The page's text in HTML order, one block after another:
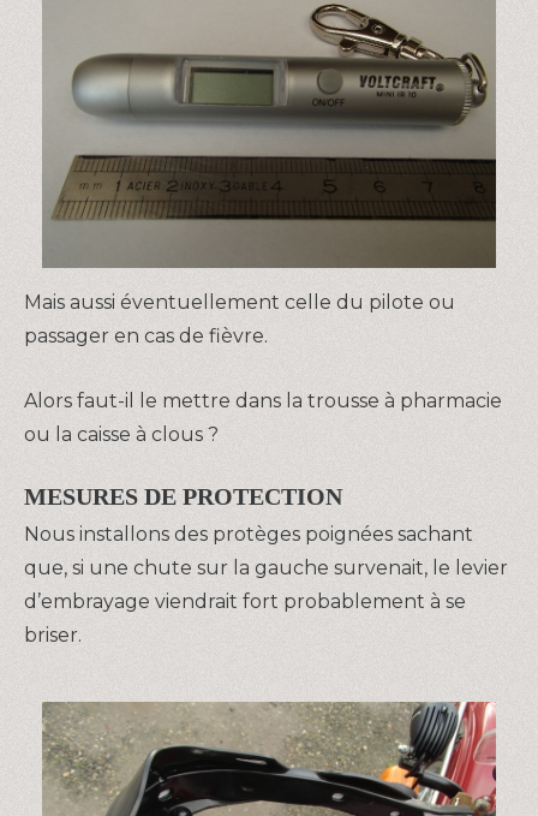
Mais aussi éventuellement celle du pilote ou
passager en cas de fièvre.
Alors faut-il le mettre dans la trousse à pharmacie
ou la caisse à clous ?
MESURES DE PROTECTION
Nous installons des protèges poignées sachant
que, si une chute sur la gauche survenait, le levier
d’embrayage viendrait fort probablement à se
briser.